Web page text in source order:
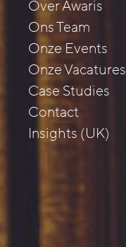
Over Awaris
Ons Team
Onze Events
Onze Vacatures
Case Studies
Contact
Insights (UK)